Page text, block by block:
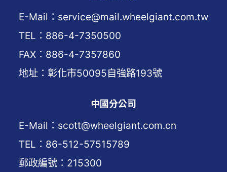
E-Mail：service@mail.wheelgiant.com.tw
TEL：886-4-7350500
FAX：886-4-7357860
地址：彰化市50095自強路193號
中國分公司
E-Mail：scott@wheelgiant.com.cn
TEL：86-512-57515789
郵政編號：215300